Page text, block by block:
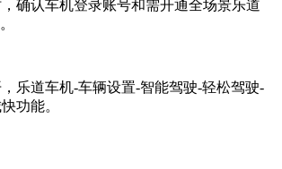
确认车机登录账号和需开通全场景乐道
乐道车机-车辆设置-智能驾驶-轻松驾驶-
功能。